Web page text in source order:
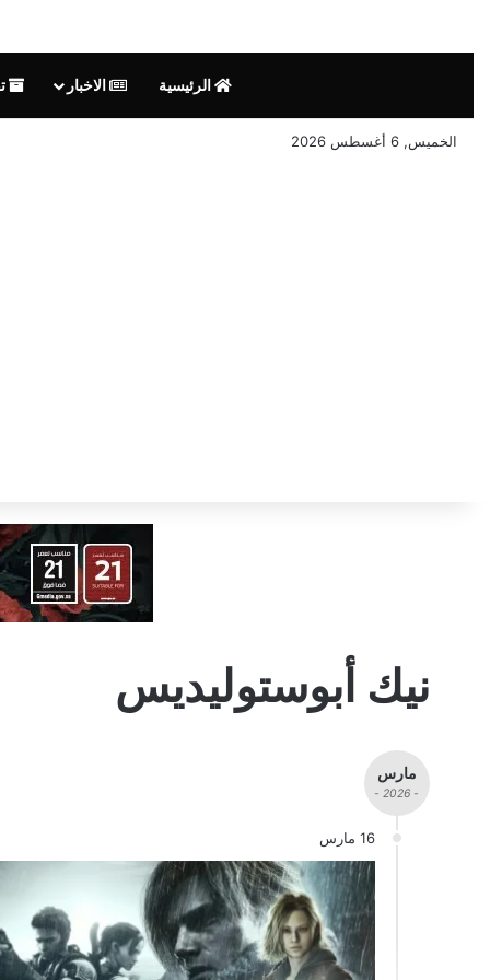
الرئيسية الاخبار
الخميس, 6 أغسطس 2026
نيك أبوستوليديس
مارس
- 2026 -
16 مارس